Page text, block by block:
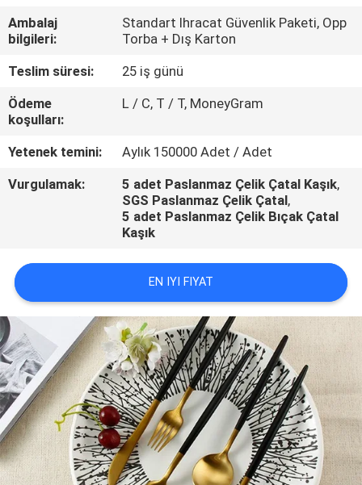
BIZE
ISTEĞI
Ambalaj
bilgileri:
Standart Ihracat Güvenlik Paketi, Opp
Torba + Dış Karton
Teslim süresi:
25 iş günü
Ödeme
koşulları:
L / C, T / T, MoneyGram
Yetenek temini:
Aylık 150000 Adet / Adet
Vurgulamak:
5 adet Paslanmaz Çelik Çatal Kaşık,
SGS Paslanmaz Çelik Çatal,
5 adet Paslanmaz Çelik Bıçak Çatal
Kaşık
EN IYI FIYAT